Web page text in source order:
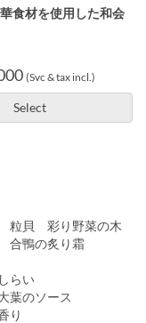
食材を使用した和会
(Svc & tax incl.)
Select
粒貝 彩り野菜の木
鴨の炙り霜
らい
葉のソース
り